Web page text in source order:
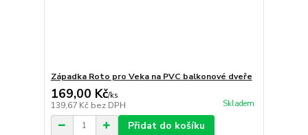
Západka Roto pro Veka na PVC balkonové dveře
169,00 Kč/ks
139,67 Kč bez DPH Skladem
Přidat do košíku